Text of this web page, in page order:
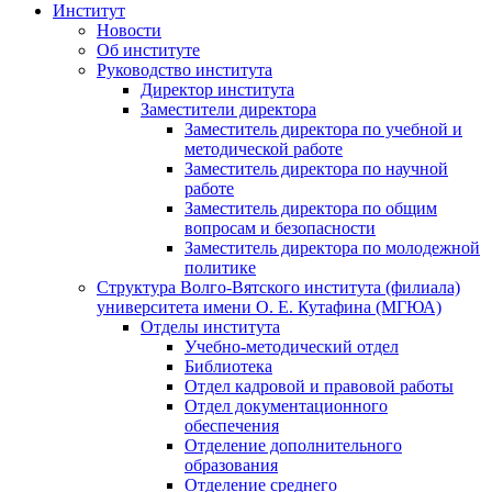
Институт
Новости
Об институте
Руководство института
Директор института
Заместители директора
Заместитель директора по учебной и
методической работе
Заместитель директора по научной
работе
Заместитель директора по общим
вопросам и безопасности
Заместитель директора по молодежной
политике
Структура Волго-Вятского института (филиала)
университета имени О. Е. Кутафина (МГЮА)
Отделы института
Учебно-методический отдел
Библиотека
Отдел кадровой и правовой работы
Отдел документационного
обеспечения
Отделение дополнительного
образования
Отделение среднего